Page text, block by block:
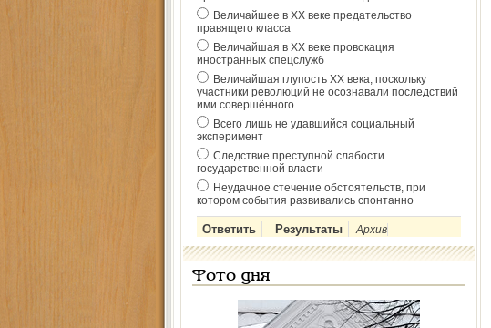
Величайшее в ХХ веке предательство
правящего класса
Величайшая в ХХ веке провокация
иностранных спецслужб
Величайшая глупость ХХ века, поскольку
участники революций не осознавали последствий
ими совершённого
Всего лишь не удавшийся социальный
эксперимент
Следствие преступной слабости
государственной власти
Неудачное стечение обстоятельств, при
котором события развивались спонтанно
Архив
Фото дня